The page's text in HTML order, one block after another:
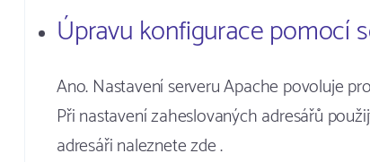
Úpravu konfigurace pomocí
Ano. Nastavení serveru Apache povoluje
Při nastavení zaheslovaných adresářů
adresáři naleznete zde .